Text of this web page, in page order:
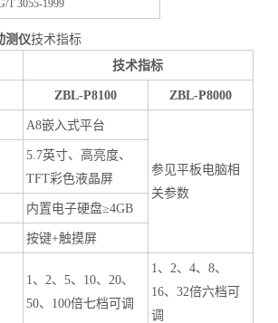
T 3055-1999
测仪技术指标
技术指标
ZBL-P8100 ZBL-P8000
A8嵌入式平台
参见平板电脑相
关参数
5.7英寸、高亮度、
TFT彩色液晶屏
内置电子硬盘≥4GB
按键+触摸屏
1、2、5、10、20、
50、100倍七档可调
1、 2、 4、 8、
16、 32倍六档可
调